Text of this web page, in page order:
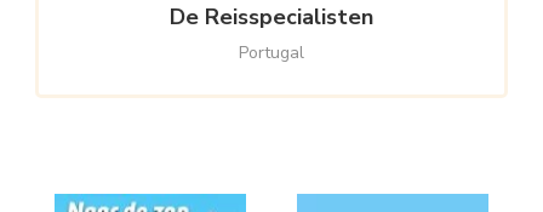
De Reisspecialisten
Portugal